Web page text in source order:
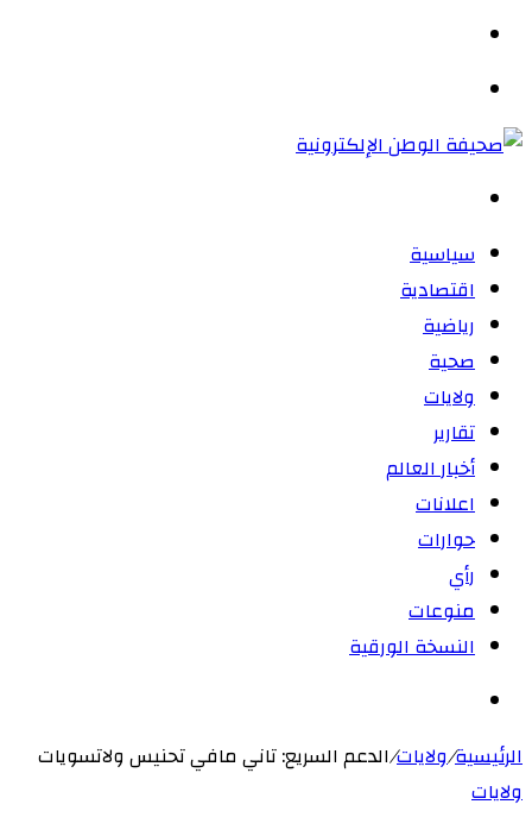
سياسية
اقتصادية
رياضية
صحية
ولايات
تقارير
أخبار العالم
اعلانات
حوارات
رأي
منوعات
النسخة الورقية
الرئيسية/ولايات/الدعم السريع: تاني مافي تحنيس ولاتسويات
ولايات